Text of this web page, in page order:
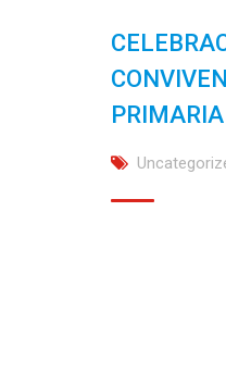
PRIMARIA